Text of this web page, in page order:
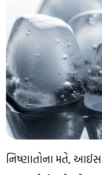
નિષ્ણાતોના મતે, આઈસ